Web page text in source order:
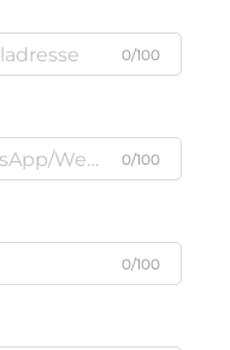
0/100
0/100
0/100